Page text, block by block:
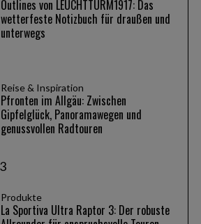
Outlines von LEUCHTTURM1917: Das
wetterfeste Notizbuch für draußen und
unterwegs
Reise & Inspiration
Pfronten im Allgäu: Zwischen
Gipfelglück, Panoramawegen und
genussvollen Radtouren
Produkte
La Sportiva Ultra Raptor 3: Der robuste